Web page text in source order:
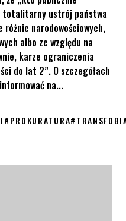
totalitarny ustrój państwa
różnic narodowościowych,
albo ze względu na
karze ograniczenia
do lat 2”. O szczegółach
na...
#PROKURATURA#